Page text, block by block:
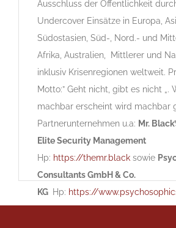
Ausschluss der Öffentlichkeit
Undercover Einsätze in Europa,
Südostasien, Süd-, Nord.- und
Afrika, Australien, Mittlerer und
inklusiv Krisenregionen weltweit.
Motto:” Geht nicht, gibt es nicht „.
machbar erscheint wird machbar
Partnerunternehmen u.a: Mr.
Elite Security Management
Hp: https://themr.black sowie
Consultants GmbH & Co.
KG Hp: https://